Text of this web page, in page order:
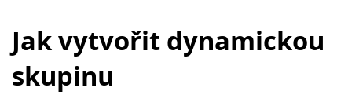
Jak vytvořit dynamickou
skupinu